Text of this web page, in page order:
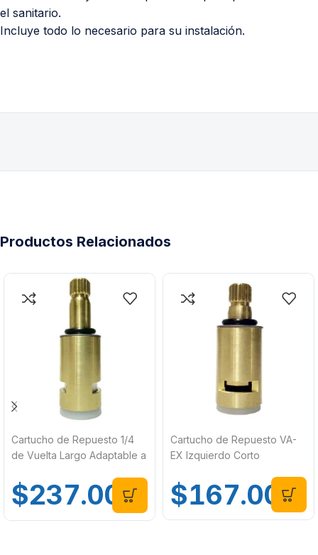
el sanitario.
Incluye todo lo necesario para su instalación.
Productos Relacionados
Cartucho de Repuesto 1/4
de Vuelta Largo Adaptable a
$237.00
Cartucho de Repuesto VA-
EX Izquierdo Corto
$167.00